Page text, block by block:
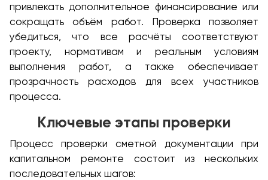
привлекать дополнительное финансирование или
сокращать объём работ. Проверка позволяет
убедиться, что все расчёты соответствуют
проекту, нормативам и реальным условиям
выполнения работ, а также обеспечивает
прозрачность расходов для всех участников
процесса.
Ключевые этапы проверки
Процесс проверки сметной документации при
капитальном ремонте состоит из нескольких
последовательных шагов: